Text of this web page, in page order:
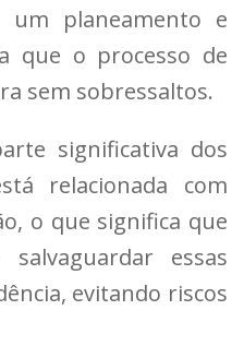
planeamento e
que o processo de
sem sobressaltos.
significativa dos
relacionada com
o que significa que
essas
evitando riscos